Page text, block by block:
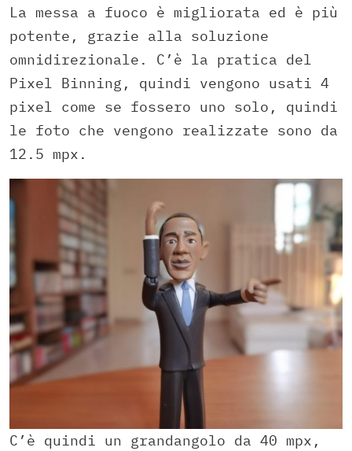
La messa a fuoco è migliorata ed è più
potente, grazie alla soluzione
omnidirezionale. C’è la pratica del
Pixel Binning, quindi vengono usati 4
pixel come se fossero uno solo, quindi
le foto che vengono realizzate sono da
12.5 mpx.
C’è quindi un grandangolo da 40 mpx,